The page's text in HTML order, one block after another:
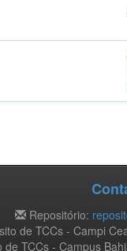
Repositório:
de TCCs - Campi
de TCCs - Campus